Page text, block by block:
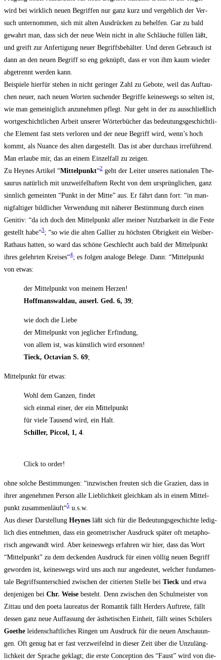
wird bei wirk­lich neu­en Begrif­fen nur ganz kurz und ver­geb­lich der Ver­
such unter­nom­men, sich mit alten Aus­drü­cken zu behel­fen. Gar zu bald
gewahrt man, dass sich der neue Wein nicht in alte Schläu­che fül­len läßt,
und greift zur Anfer­ti­gung neu­er Begriffs­be­häl­ter. Und deren Gebrauch ist
dann an den neu­en Begriff so eng geknüpft, dass er von ihm kaum wie­der
abge­trennt wer­den kann.
Bei­spie­le hier­für ste­hen in nicht gerin­ger Zahl zu Gebo­te, weil das Auf­tau­
chen neu­er, nach neu­en Wor­ten suchen­der Begrif­fe kei­nes­wegs so sel­ten ist,
wie man gemei­nig­lich anzu­neh­men pflegt. Nur geht in der zu aus­schließ­lich
wort­ge­schicht­li­chen Arbeit unse­rer Wör­ter­bü­cher das bedeu­tungs­ge­schicht­li­
che Ele­ment fast stets ver­lo­ren und der neue Begriff wird, wenn’s hoch
kommt, als Nuan­ce des alten dar­ge­stellt. Das ist aber durch­aus irre­füh­rend.
Man erlau­be mir, das an einem Ein­zel­fall zu zeigen.
Zu Heynes Arti­kel “Mit­tel­punkt“2 geht der Lei­ter unse­res natio­na­len The­
sau­rus natür­lich mit unzwei­fel­haf­tem Recht von dem ursprüng­li­chen, ganz
sinn­lich gemein­ten “Punkt in der Mit­te” aus. Er fährt dann fort: “in man­
nig­fal­ti­ger bild­li­cher Ver­wen­dung mit nähe­rer Bestim­mung durch einen
Geni­tiv: “da ich doch den Mit­tel­punkt aller mei­ner Nutz­bar­keit in die Fes­te
gestellt habe“3; “so wie die alten Gal­li­er zu höchs­ten Obrig­keit ein Wei­ber-
Rat­haus hat­ten, so ward das schö­ne Geschlecht auch bald der Mit­tel­punkt
ihres gelehr­ten Krei­ses“4; es fol­gen ana­lo­ge Bele­ge. Dann: “Mit­tel­punkt
von etwas:
der Mit­tel­punkt von mei­nem Herzen!
Hoff­mans­wald­au, aus­erl. Ged. 6, 39;
wie doch die Liebe
der Mit­tel­punkt von jeg­li­cher Erfindung,
von allem ist, was künst­lich wird ersonnen!
Tieck, Octa­vi­an S. 69;
Mit­tel­punkt für etwas:
Wohl dem Gan­zen, findet
sich ein­mal einer, der ein Mittelpunkt
für vie­le Tau­send wird, ein Halt.
Schil­ler, Pic­col, 1, 4
Click to order!
ohne sol­che Bestim­mun­gen: “inzwi­schen freu­ten sich die Gra­zi­en, dass in
ihrer ange­neh­men Per­son alle Lieb­lich­keit gleich­kam als in einem Mit­tel­
punkt zusam­men­läuft“5 u.s.w.
Aus die­ser Dar­stel­lung Heynes läßt sich für die Bedeu­tungs­ge­schich­te ledig­
lich dies ent­neh­men, dass ein geo­me­tri­scher Aus­druck spä­ter oft meta­pho­
risch ange­wandt wird. Aber kei­nes­wegs erfah­ren wir hier, dass das Wort
“Mit­tel­punkt” zu dem decken­den Aus­druck für einen völ­lig neu­en Begriff
gewor­den ist, kei­nes­wegs wird uns auch nur ange­deu­tet, wel­cher fun­da­men­
ta­le Begriffs­un­ter­schied zwi­schen der citier­ten Stel­le bei Tieck und etwa
den­je­ni­gen bei Chr. Wei­se besteht. Denn zwi­schen den Schul­meis­ter von
Zit­tau und den poe­ta lau­rea­tus der Roman­tik fällt Her­ders Auf­tre­te, fällt
des­sen ganz neue Auf­fas­sung der ästhe­ti­schen Ein­heit, fällt sei­nes Schü­lers
Goe­the lei­den­schaft­li­ches Rin­gen um Aus­druck für die neu­en Anschau­un­
gen. Oft genug hat er fast ver­zwei­felnd in die­ser Zeit über die Unzu­läng­
lich­keit der Spra­che geklagt; die ers­te Con­cep­ti­on des “Faust” wird von die­